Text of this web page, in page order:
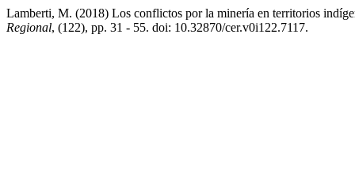
Lamberti, M. (2018) Los conflictos por la minería en territorios
Regional, (122), pp. 31 - 55. doi: 10.32870/cer.v0i122.7117.